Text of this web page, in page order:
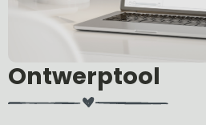
Ontwerptool